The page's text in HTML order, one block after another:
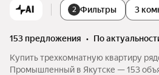
AI 2 Фильтры 3
153 предложения •
по
Купить трехкомнатную квартиру
Промышленный в Якутске — 153